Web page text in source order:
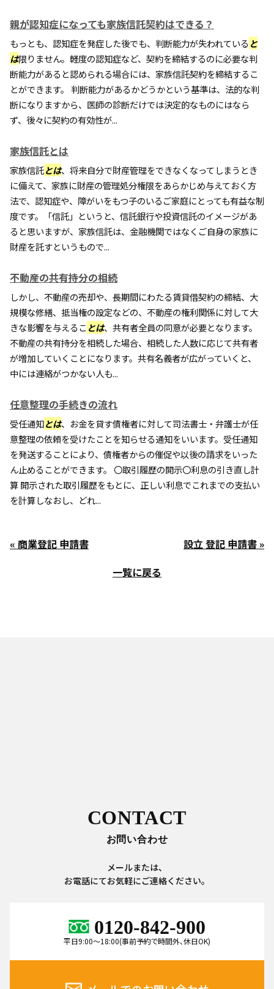
親が認知症になっても家族信託契約はできる？
もっとも、認知症を発症した後でも、判断能力が失われている と
は限りません。軽度の認知症など、契約を締結するのに必要な判
断能力があると認められる場合には、家族信託契約を締結するこ
とができます。 判断能力があるかどうかという基準は、法的な判
断になりますから、医師の診断だけでは決定的なものにはなら
ず、後々に契約の有効性が...
家族信託とは
家族信託とは、将来自分で財産管理をできなくなってしまうとき
に備えて、家族に財産の管理処分権限をあらかじめ与えておく方
法で、認知症や、障がいをもつ子のいるご家庭にとっても有益な制
度です。「信託」というと、信託銀行や投資信託のイメージがあ
ると思いますが、家族信託は、金融機関ではなくご自身の家族に
財産を託すというもので...
不動産の共有持分の相続
しかし、不動産の売却や、長期間にわたる賃貸借契約の締結、大
規模な修繕、抵当権の設定などの、不動産の権利関係に対して大
きな影響を与えることは、共有者全員の同意が必要となります。
不動産の共有持分を相続した場合、相続した人数に応じて共有者
が増加していくことになります。共有名義者が広がっていくと、
中には連絡がつかない人も...
任意整理の手続きの流れ
受任通知とは、お金を貸す債権者に対して司法書士・弁護士が任
意整理の依頼を受けたことを知らせる通知をいいます。受任通知
を発送することにより、債権者からの催促や以後の請求をいった
ん止めることができます。 〇取引履歴の開示〇利息の引き直し計
算 開示された取引履歴をもとに、正しい利息でこれまでの支払い
を計算しなおし、どれ...
« 商業登記 申請書
設立 登記 申請書 »
一覧に戻る
CONTACT
お問い合わせ
メールまたは、
お電話にてお気軽にご連絡ください。
0120-842-900
平日9:00～18:00(事前予約で時間外、休日OK)